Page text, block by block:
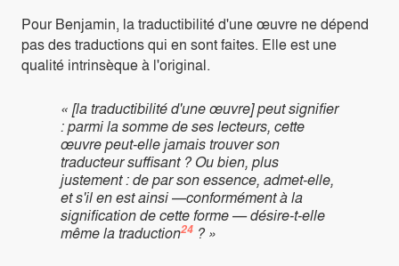
Pour Benjamin, la traductibilité d'une œuvre ne dépend
pas des traductions qui en sont faites. Elle est une
qualité intrinsèque à l'original.
« [la traductibilité d'une œuvre] peut signifier
: parmi la somme de ses lecteurs, cette
œuvre peut-elle jamais trouver son
traducteur suffisant ? Ou bien, plus
justement : de par son essence, admet-elle,
et s'il en est ainsi —conformément à la
signification de cette forme — désire-t-elle
même la traduction24 ? »